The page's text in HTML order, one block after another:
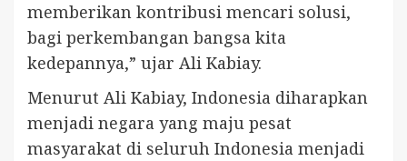
memberikan kontribusi mencari solusi,
bagi perkembangan bangsa kita
kedepannya,” ujar Ali Kabiay.
Menurut Ali Kabiay, Indonesia diharapkan
menjadi negara yang maju pesat
masyarakat di seluruh Indonesia menjadi